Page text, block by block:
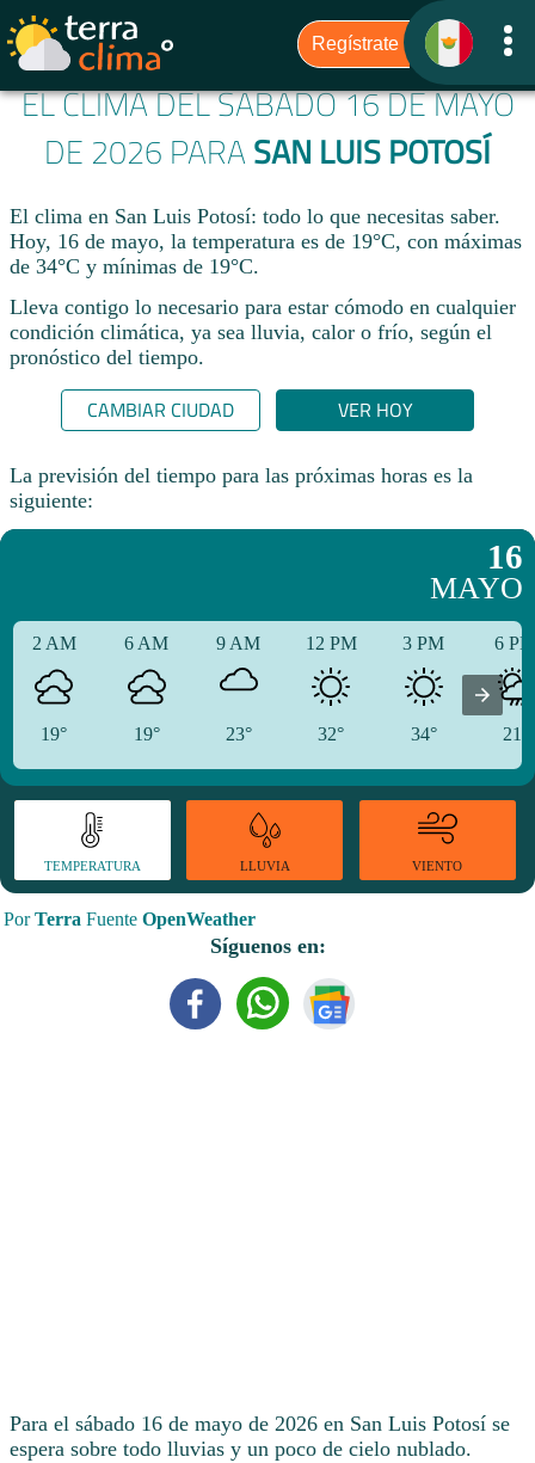
EL CLIMA DEL SÁBADO 16 DE MAYO
DE 2026 PARA SAN LUIS POTOSÍ
El clima en San Luis Potosí: todo lo que necesitas saber.
Hoy, 16 de mayo, la temperatura es de 19°C, con máximas
de 34°C y mínimas de 19°C.
Lleva contigo lo necesario para estar cómodo en cualquier
condición climática, ya sea lluvia, calor o frío, según el
pronóstico del tiempo.
CAMBIAR CIUDAD VER HOY
La previsión del tiempo para las próximas horas es la
siguiente:
16
MAYO
2 AM
19°
6 AM
19°
9 AM
23°
12 PM
32°
3 PM
34°
6
21°
TEMPERATURA LLUVIA VIENTO
PorTerra Fuente OpenWeather
Síguenos en:
Para el sábado 16 de mayo de 2026 en San Luis Potosí se
espera sobre todo lluvias y un poco de cielo nublado.